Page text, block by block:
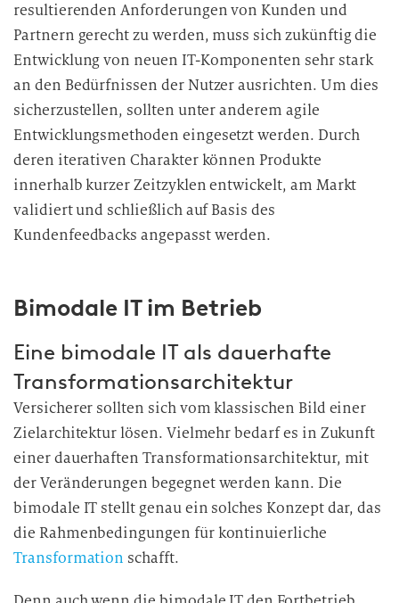
resultierenden Anforderungen von Kunden und
Partnern gerecht zu werden, muss sich zukünftig die
Entwicklung von neuen IT-Komponenten sehr stark
an den Bedürfnissen der Nutzer ausrichten. Um dies
sicherzustellen, sollten unter anderem agile
Entwicklungsmethoden eingesetzt werden. Durch
deren iterativen Charakter können Produkte
innerhalb kurzer Zeitzyklen entwickelt, am Markt
validiert und schließlich auf Basis des
Kundenfeedbacks angepasst werden.
Bimodale IT im Betrieb
Eine bimodale IT als dauerhafte
Transformationsarchitektur
Versicherer sollten sich vom klassischen Bild einer
Zielarchitektur lösen. Vielmehr bedarf es in Zukunft
einer dauerhaften Transformationsarchitektur, mit
der Veränderungen begegnet werden kann. Die
bimodale IT stellt genau ein solches Konzept dar, das
die Rahmenbedingungen für kontinuierliche
Transformation schafft.